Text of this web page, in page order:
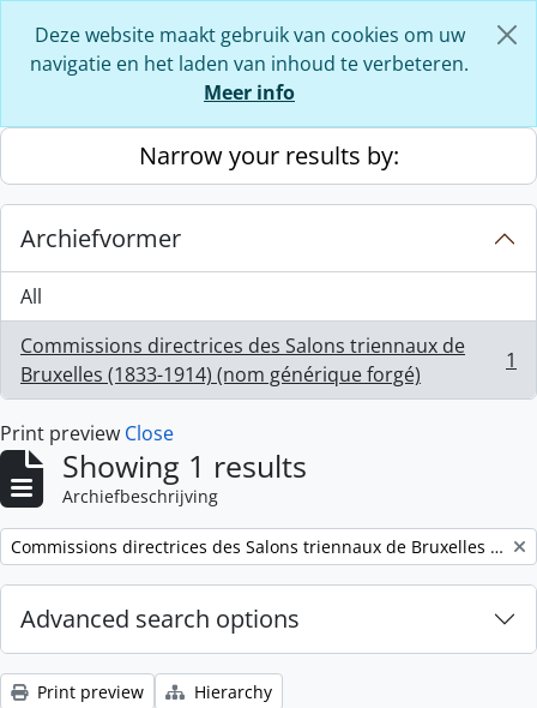
Deze website maakt gebruik van cookies om uw
navigatie en het laden van inhoud te verbeteren.
Meer info
Narrow your results by:
Archiefvormer
All
Commissions directrices des Salons triennaux de
Bruxelles (1833-1914) (nom générique forgé)
, 1 results 1
Print preview Close
Showing 1 results
Archiefbeschrijving
Remove filter: Commissions directrices des Salons triennaux de Bruxelles (1833-1914) (nom générique forgé)
Advanced search options
Print preview
Hierarchy